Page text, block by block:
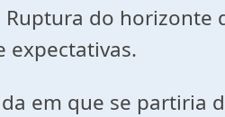
do
expectativas.
em que se partiria